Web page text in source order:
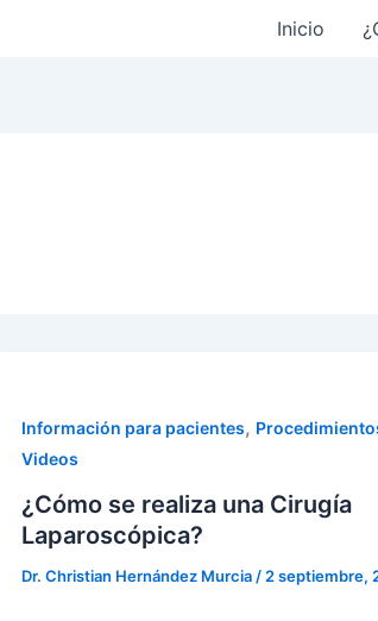
Inicio
Información para pacientes,
Videos
¿Cómo se realiza una Cirugía
Laparoscópica?
Dr. Christian Hernández Murcia / 2 septiembre,